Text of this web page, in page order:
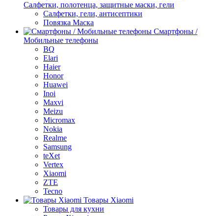
Салфетки, полотенца, защитные маски, гели
Салфетки, гели, антисептики
Повязка Маска
Смартфоны /
Мобильные телефоны
BQ
Elari
Haier
Honor
Huawei
Inoi
Maxvi
Meizu
Micromax
Nokia
Realme
Samsung
teXet
Vertex
Xiaomi
ZTE
Tecno
Товары Xiaomi
Товары для кухни